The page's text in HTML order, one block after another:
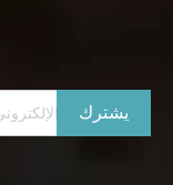
يشترك